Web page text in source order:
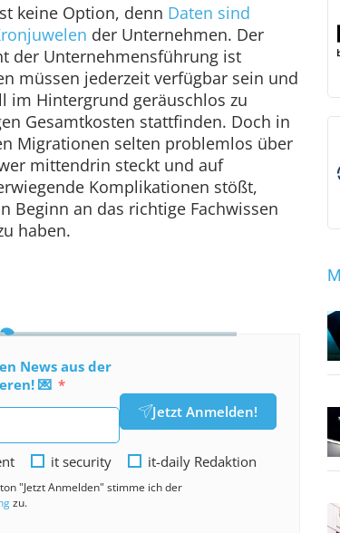
keine Option, denn Daten sind
der Unternehmen. Der
der Unternehmensführung ist
müssen jederzeit verfügbar sein und
im Hintergrund geräuschlos zu
Gesamtkosten stattfinden. Doch in
Migrationen selten problemlos über
mittendrin steckt und auf
Komplikationen stößt,
Beginn an das richtige Fachwissen
haben.
News aus der
💌
Jetzt Anmelden!
it security it-daily Redaktion
"Jetzt Anmelden" stimme ich der
zu.